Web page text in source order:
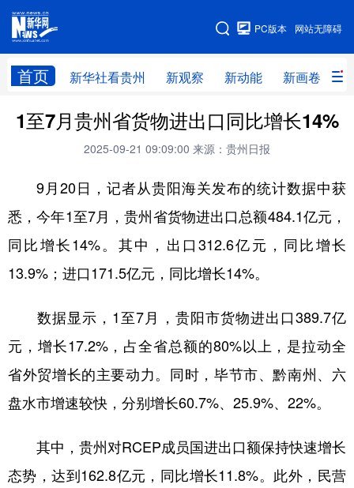
网站无障碍
PC版本
首页 新华社看贵州 新观察 新动能 新画卷
网站地图
新华社看贵州 新观察 新动能 新画卷
贵州领导 人事
专题 访谈 直播 视频
畅游贵州 数字贵州 律动贵州 健康贵州
光影贵州 部门之窗 县区直达 企业速递
融媒联播 贵阳 遵义
六盘水 毕节 铜仁 黔东南
黔南 黔西南
地方频道
北京 天津 河北 山西
辽宁 吉林 上海 江苏
1至7月贵州省货物进出口同比增长14%
2025-09-21 09:09:00 来源：贵州日报
9月20日，记者从贵阳海关发布的统计数据中获
悉，今年1至7月，贵州省货物进出口总额484.1亿元，
同比增长14%。其中，出口312.6亿元，同比增长
13.9%；进口171.5亿元，同比增长14%。
数据显示，1至7月，贵阳市货物进出口389.7亿
元，增长17.2%，占全省总额的80%以上，是拉动全
省外贸增长的主要动力。同时，毕节市、黔南州、六
盘水市增速较快，分别增长60.7%、25.9%、22%。
其中，贵州对RCEP成员国进出口额保持快速增长
态势，达到162.8亿元，同比增长11.8%。此外，民营